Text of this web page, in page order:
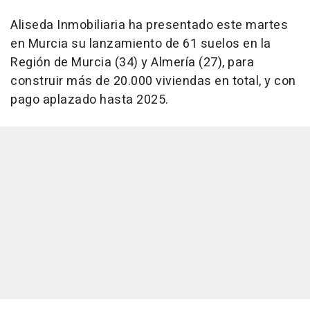
Aliseda Inmobiliaria ha presentado este martes
en Murcia su lanzamiento de 61 suelos en la
Región de Murcia (34) y Almería (27), para
construir más de 20.000 viviendas en total, y con
pago aplazado hasta 2025.